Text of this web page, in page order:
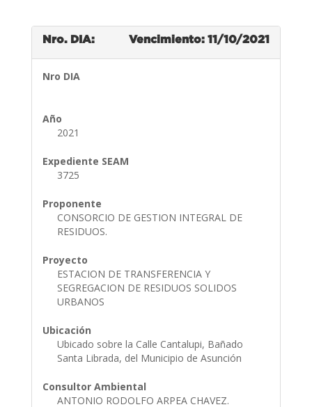
Nro. DIA: Vencimiento: 11/10/2021
Nro DIA
Año
2021
Expediente SEAM
3725
Proponente
CONSORCIO DE GESTION INTEGRAL DE
RESIDUOS.
Proyecto
ESTACION DE TRANSFERENCIA Y
SEGREGACION DE RESIDUOS SOLIDOS
URBANOS
Ubicación
Ubicado sobre la Calle Cantalupi, Bañado
Santa Librada, del Municipio de Asunción
Consultor Ambiental
ANTONIO RODOLFO ARPEA CHAVEZ.